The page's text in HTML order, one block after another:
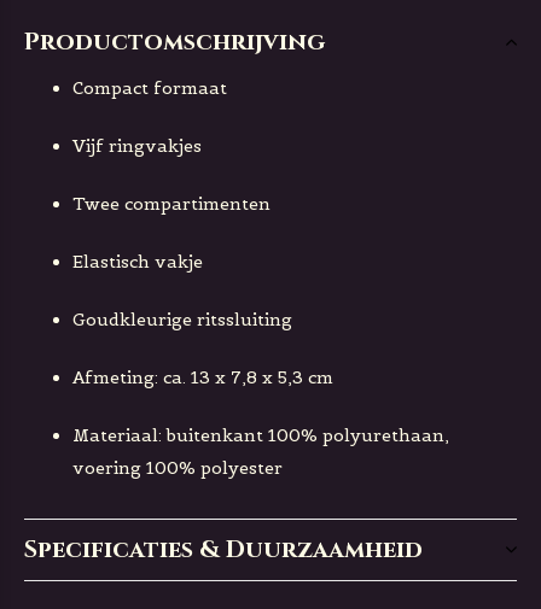
Productomschrijving
Compact formaat
Vijf ringvakjes
Twee compartimenten
Elastisch vakje
Goudkleurige ritssluiting
Afmeting: ca. 13 x 7,8 x 5,3 cm
Materiaal: buitenkant 100% polyurethaan,
voering 100% polyester
Specificaties & Duurzaamheid